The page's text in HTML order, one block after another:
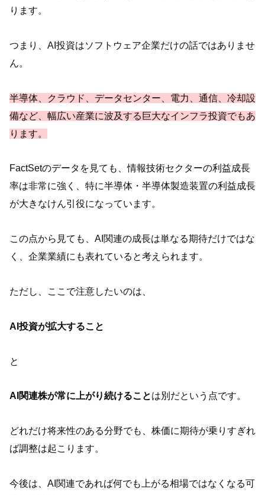
ります。
つまり、AI投資はソフトウェア企業だけの話ではありませ
ん。
半導体、クラウド、データセンター、電力、通信、冷却設
備など、幅広い産業に波及する巨大なインフラ投資でもあ
ります。
FactSetのデータを見ても、情報技術セクターの利益成長
率は非常に強く、特に半導体・半導体製造装置の利益成長
が大きなけん引役になっています。
この点から見ても、AI関連の成長は単なる期待だけではな
く、企業業績にも表れていると考えられます。
ただし、ここで注意したいのは、
AI投資が拡大すること
と
AI関連株が常に上がり続けることは別だという点です。
どれだけ将来性のある分野でも、株価に期待が乗りすぎれ
ば調整は起こります。
今後は、AI関連であれば何でも上がる相場ではなくなる可